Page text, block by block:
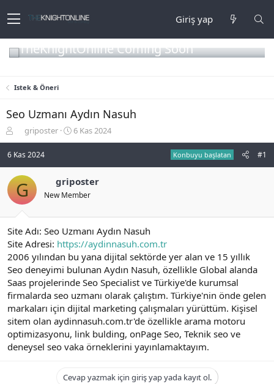
Giriş yap
TheKnightOnline Coming Soon
Istek & Öneri
Seo Uzmanı Aydın Nasuh
o
n
u
y
u
b
a
ş
l
t
a
n
griposter
B
a
n
g
ç
t
a
i
h
i
6 Kas 2024
6 Kas 2024 Konbuyu başlatan #1
G griposter
New Member
Site Adı: Seo Uzmanı Aydın Nasuh
Site Adresi: https://aydinnasuh.com.tr
2006 yılından bu yana dijital sektörde yer alan ve 15 yıllık
Seo deneyimi bulunan Aydın Nasuh, özellikle Global alanda
Saas projelerinde Seo Specialist ve Türkiye'de kurumsal
firmalarda seo uzmanı olarak çalıştım. Türkiye'nin önde gelen
markaları için dijital marketing çalışmaları yürüttüm. Kişisel
sitem olan aydinnasuh.com.tr'de özellikle arama motoru
optimizasyonu, link bulding, onPage Seo, Teknik seo ve
deneysel seo vaka örneklerini yayınlamaktayım.
Cevap yazmak için giriş yap yada kayıt ol.